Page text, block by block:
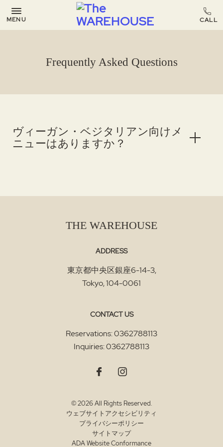
MENU
Frequently Asked Questions
ヴィーガン・ベジタリアン向けメ
ニューはありますか？
THE WAREHOUSE
ADDRESS
東京都中央区銀座6-14-3,
Tokyo,104-0061
CONTACT US
Reservations:0362788113
Inquiries:0362788113
© 2026 All Rights Reserved.
ウェブサイトアクセシビリティ
プライバシーポリシー
サイトマップ
ADA Website Conformance